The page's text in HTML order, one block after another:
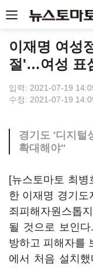
이재명 여성
절'…여성 표
입력: 2021-07-19
수정: 2021-07-19
경기도 '디지털
확대해야"
[뉴스토마토 최
한 이재명 경기도
죄피해자원스톱
될 것으로 보인
방하고 피해자를
에서 처음 설치